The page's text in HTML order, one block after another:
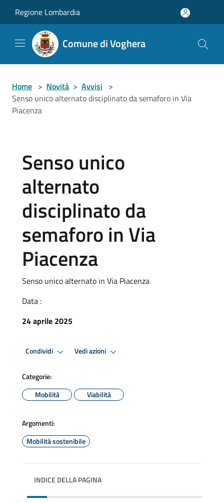
Regione Lombardia
Comune di Voghera
Home > Novità > Avvisi >
Senso unico alternato disciplinato da semaforo in Via
Piacenza
Senso unico
alternato
disciplinato da
semaforo in Via
Piacenza
Senso unico alternato in Via Piacenza
Data :
24 aprile 2025
Condividi Vedi azioni
Categorie:
Mobilità
Viabilità
Argomenti:
Mobilità sostenibile
INDICE DELLA PAGINA